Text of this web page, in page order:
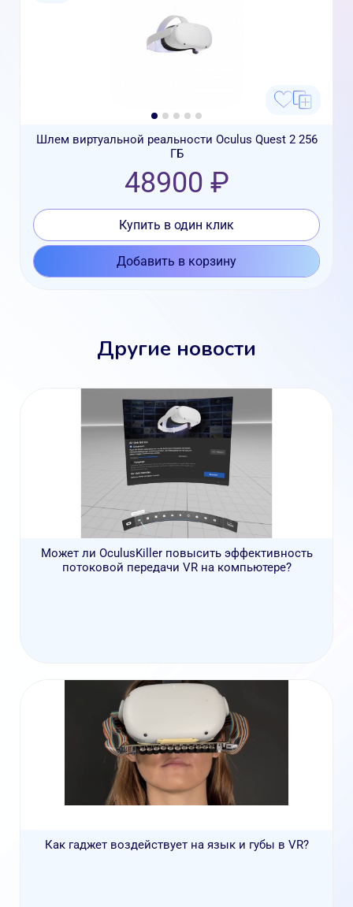
Шлем виртуальной реальности Oculus Quest 2 256
ГБ
48900 ₽
Купить в один клик
Добавить в корзину
Другие новости
Может ли OculusKiller повысить эффективность
потоковой передачи VR на компьютере?
Как гаджет воздействует на язык и губы в VR?